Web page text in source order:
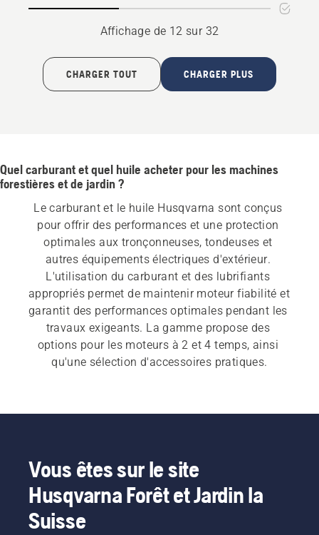
Affichage de 12 sur 32
CHARGER TOUT CHARGER PLUS
Quel carburant et quel huile acheter pour les machines
forestières et de jardin ?
Le carburant et le huile Husqvarna sont conçus
pour offrir des performances et une protection
optimales aux tronçonneuses, tondeuses et
autres équipements électriques d'extérieur.
L'utilisation du carburant et des lubrifiants
appropriés permet de maintenir moteur fiabilité et
garantit des performances optimales pendant les
travaux exigeants. La gamme propose des
options pour les moteurs à 2 et 4 temps, ainsi
qu'une sélection d'accessoires pratiques.
Vous êtes sur le site
Husqvarna Forêt et Jardin la
Suisse